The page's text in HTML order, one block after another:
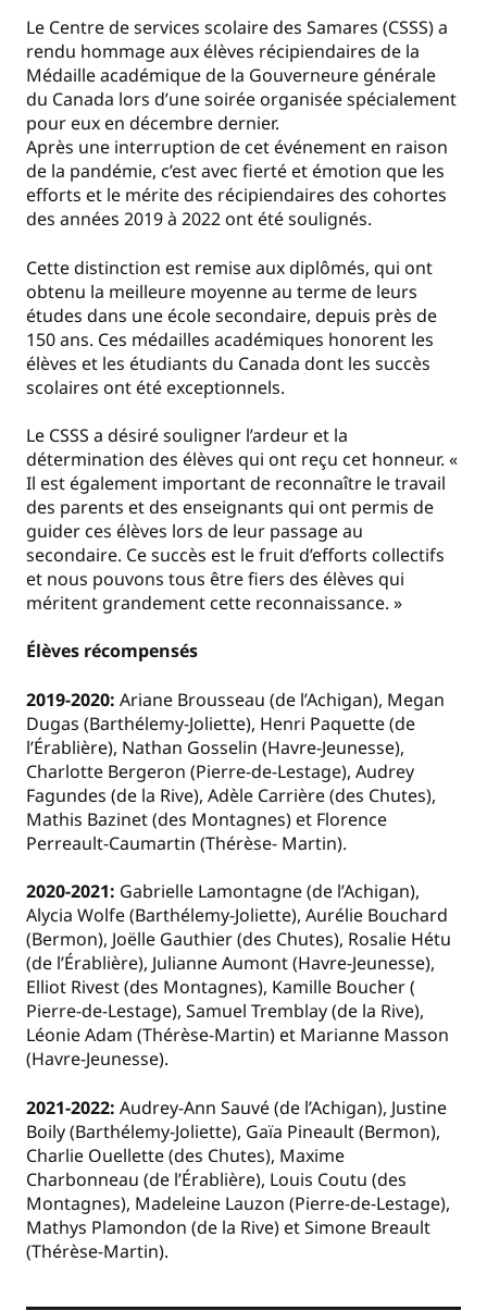
Le Centre de services scolaire des Samares (CSSS) a
rendu hommage aux élèves récipiendaires de la
Médaille académique de la Gouverneure générale
du Canada lors d’une soirée organisée spécialement
pour eux en décembre dernier.
Après une interruption de cet événement en raison
de la pandémie, c’est avec fierté et émotion que les
efforts et le mérite des récipiendaires des cohortes
des années 2019 à 2022 ont été soulignés.
Cette distinction est remise aux diplômés, qui ont
obtenu la meilleure moyenne au terme de leurs
études dans une école secondaire, depuis près de
150 ans. Ces médailles académiques honorent les
élèves et les étudiants du Canada dont les succès
scolaires ont été exceptionnels.
Le CSSS a désiré souligner l’ardeur et la
détermination des élèves qui ont reçu cet honneur. «
Il est également important de reconnaître le travail
des parents et des enseignants qui ont permis de
guider ces élèves lors de leur passage au
secondaire. Ce succès est le fruit d’efforts collectifs
et nous pouvons tous être fiers des élèves qui
méritent grandement cette reconnaissance. »
Élèves récompensés
2019-2020: Ariane Brousseau (de l’Achigan), Megan
Dugas (Barthélemy-Joliette), Henri Paquette (de
l’Érablière), Nathan Gosselin (Havre-Jeunesse),
Charlotte Bergeron (Pierre-de-Lestage), Audrey
Fagundes (de la Rive), Adèle Carrière (des Chutes),
Mathis Bazinet (des Montagnes) et Florence
Perreault-Caumartin (Thérèse- Martin).
2020-2021: Gabrielle Lamontagne (de l’Achigan),
Alycia Wolfe (Barthélemy-Joliette), Aurélie Bouchard
(Bermon), Joëlle Gauthier (des Chutes), Rosalie Hétu
(de l’Érablière), Julianne Aumont (Havre-Jeunesse),
Elliot Rivest (des Montagnes), Kamille Boucher (
Pierre-de-Lestage), Samuel Tremblay (de la Rive),
Léonie Adam (Thérèse-Martin) et Marianne Masson
(Havre-Jeunesse).
2021-2022: Audrey-Ann Sauvé (de l’Achigan), Justine
Boily (Barthélemy-Joliette), Gaïa Pineault (Bermon),
Charlie Ouellette (des Chutes), Maxime
Charbonneau (de l’Érablière), Louis Coutu (des
Montagnes), Madeleine Lauzon (Pierre-de-Lestage),
Mathys Plamondon (de la Rive) et Simone Breault
(Thérèse-Martin).